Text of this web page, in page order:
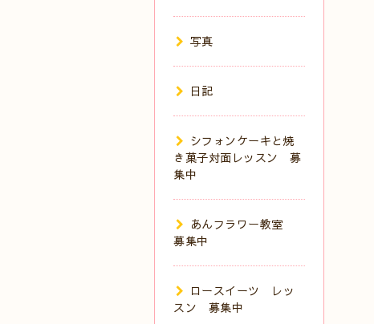
写真
日記
シフォンケーキと焼
き菓子対面レッスン 募
集中
あんフラワー教室
募集中
ロースイーツ レッ
スン 募集中